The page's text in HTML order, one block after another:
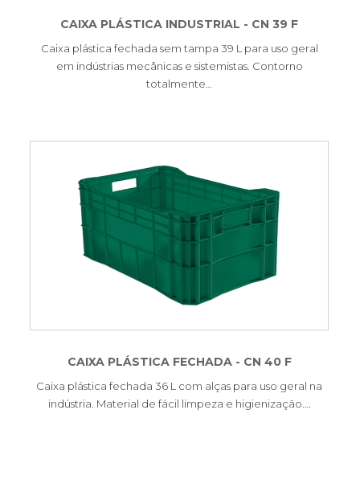
CAIXA PLÁSTICA INDUSTRIAL - CN 39 F
Caixa plástica fechada sem tampa 39 L para uso geral
em indústrias mecânicas e sistemistas. Contorno
totalmente…
CAIXA PLÁSTICA FECHADA - CN 40 F
Caixa plástica fechada 36 L com alças para uso geral na
indústria. Material de fácil limpeza e higienização.…